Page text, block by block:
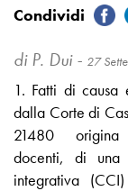
di P. Dui - 27
1. Fatti di causa
dalla Corte di
21480 origina
docenti, di una
integrativa